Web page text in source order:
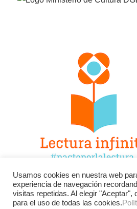
Facebook Twitter
YouTube
LinkedIn
Usamos cookies en nuestra web
experiencia de navegación
visitas repetidas. Al elegir "Aceptar",
para el uso de todas las cookies.